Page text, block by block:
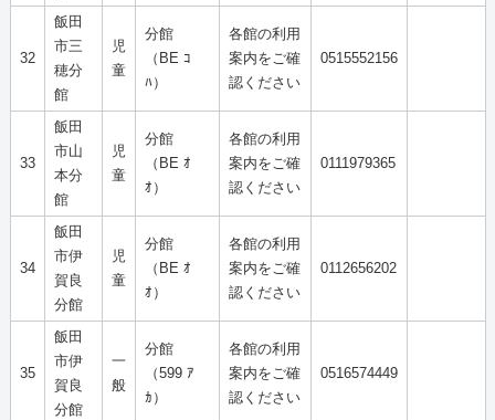
32
飯田
市三
穂分
館
児
童
分館
（BE ｺ
ﾊ）
各館の利用
案内をご確
認ください
0515552156
33
飯田
市山
本分
館
児
童
分館
（BE ｵ
ｵ）
各館の利用
案内をご確
認ください
0111979365
34
飯田
市伊
賀良
分館
児
童
分館
（BE ｵ
ｵ）
各館の利用
案内をご確
認ください
0112656202
35
飯田
市伊
賀良
分館
一
般
分館
（599 ｱ
ｶ）
各館の利用
案内をご確
認ください
0516574449